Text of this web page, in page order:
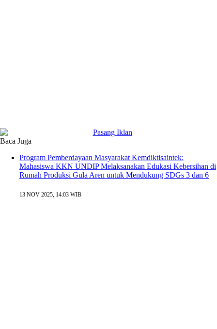
Baca Juga
Program Pemberdayaan Masyarakat Kemdiktisaintek:
Mahasiswa KKN UNDIP Melaksanakan Edukasi Kebersihan di
Rumah Produksi Gula Aren untuk Mendukung SDGs 3 dan 6
13 NOV 2025, 14:03 WIB